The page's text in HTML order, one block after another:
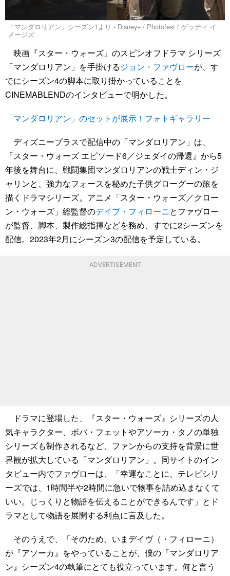
「マンダロリアン」シーズン1より - Disney+ / Photofest / ゲッティ イ
メージズ
映画『スター・ウォーズ』のスピンオフドラマ シリーズ
「マンダロリアン」を手掛けるジョン・ファヴローが、す
でにシーズン4の脚本に取り掛かっていることを
CINEMABLENDのインタビューで明かした。
「マンダロリアン」のセットが展示！フォトギャラリー
ディズニープラスで配信中の「マンダロリアン」は、
『スター・ウォーズ エピソード6／ジェダイの帰還』から5
年後を舞台に、戦闘集団マンダロリアンの戦士ディン・ジ
ャリンと、強力なフォースを秘めた子供グローグーの旅を
描くドラマシリーズ。アニメ「スター・ウォーズ／クロー
ン・ウォーズ」総監督のデイブ・フィローニとファヴロー
が監督、脚本、製作総指揮などを務め、すでに2シーズンを
配信。2023年2月にシーズン3の配信を予定している。
ADVERTISEMENT
ドラマに登場した、『スター・ウォーズ』シリーズの人
気キャラクター、ボバ・フェットやアソーカ・タノの単独
シリーズも制作されるなど、ファンからの支持を背景に世
界観が拡大している「マンダロリアン」。同サイトのイン
タビュー内でファヴローは、「幸運なことに、テレビシリ
ーズでは、1時間半や2時間に急いで物事を詰め込まなくて
いい。じっくりと物語を伝えることができるんです」とド
ラマとして物語を展開する利点に言及した。
そのうえで、「そのため、いまデイヴ（・フィローニ）
が『アソーカ』をやっていることが、僕の『マンダロリア
ン』シーズン4の執筆にとても役立っています。何と言う